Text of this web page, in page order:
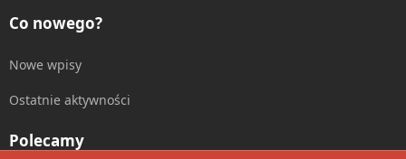
Co nowego?
Nowe wpisy
Ostatnie aktywności
Polecamy